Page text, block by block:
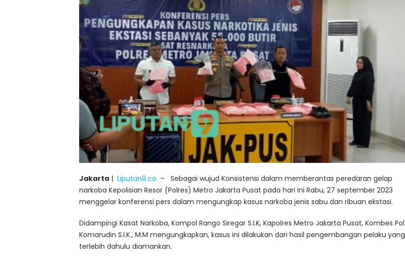
Jakarta | Liputan9.co – Sebagai wujud Konsistensi dalam memberantas peredaran gelap
narkoba Kepolisian Resor (Polres) Metro Jakarta Pusat pada hari ini Rabu, 27 september 2023
menggelar konferensi pers dalam mengungkap kasus narkoba jenis sabu dan ribuan ekstasi.
Didampingi Kasat Narkoba, Kompol Rango Siregar S.I.K, Kapolres Metro Jakarta Pusat, Kombes Pol
Komarudin S.I.K., M.M mengungkapkan, kasus ini dilakukan dari hasil pengembangan pelaku yang
terlebih dahulu diamankan.